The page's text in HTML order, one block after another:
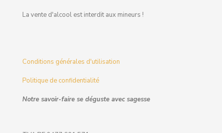
La vente d'alcool est interdit aux mineurs !
Conditions générales d'utilisation
Politique de confidentialité
Notre savoir-faire se déguste avec sagesse